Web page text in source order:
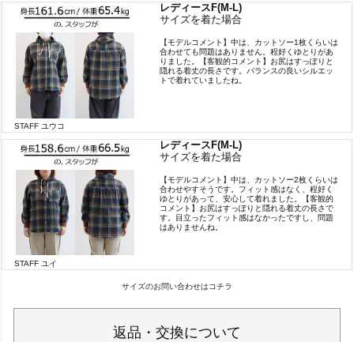
レディースF(M-L)
サイズを着た場合
STAFF ユウコ
【モデルコメント】中は、カットソー1枚くらいは
合わせても問題はありません。程好くゆとりがあ
りました。【客観的コメント】お尻はすっぽりと
隠れる着丈の長さです。バランスの良いシルエッ
トで着れていましたね。
レディースF(M-L)
サイズを着た場合
STAFF ユイ
【モデルコメント】中は、カットソー2枚くらいは
合わせやすそうです。フィット感はなく、程好く
ゆとりがあって、安心して着れました。【客観的
コメント】お尻はすっぽりと隠れる着丈の長さで
す。目立ったフィット感はなかったですし、問題
はありませんね。
サイズのお問い合わせはコチラ
返品・交換について